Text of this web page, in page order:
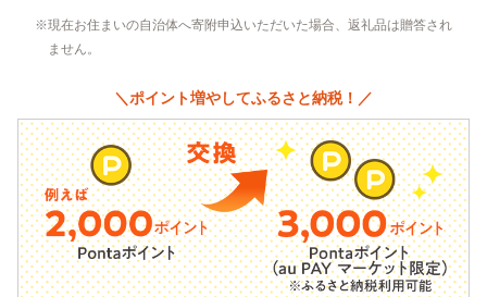
現在お住まいの自治体へ寄附申込いただいた場合、返礼品は贈答され
ません。
＼ポイント増やしてふるさと納税！／